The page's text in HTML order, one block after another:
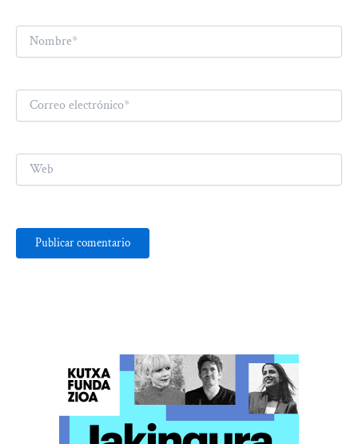
Nombre*
Correo
electrónico*
Web